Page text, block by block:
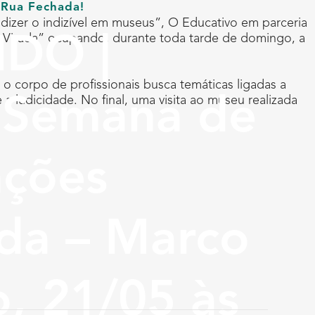
|
de
– Marco
21/05 às
Fechada!
o indizível em museus”, O Educativo em parceria
ocupando, durante toda tarde de domingo, a
corpo de profissionais busca temáticas ligadas a
ludicidade. No final, uma visita ao museu realizada